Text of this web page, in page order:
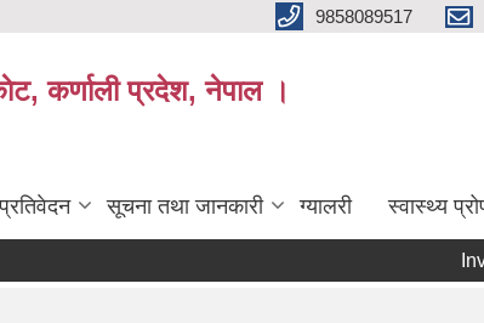
9858089517
कर्णाली प्रदेश, नेपाल ।
प्रतिवेदन सूचना तथा जानकारी ग्यालरी स्वास्थ्य